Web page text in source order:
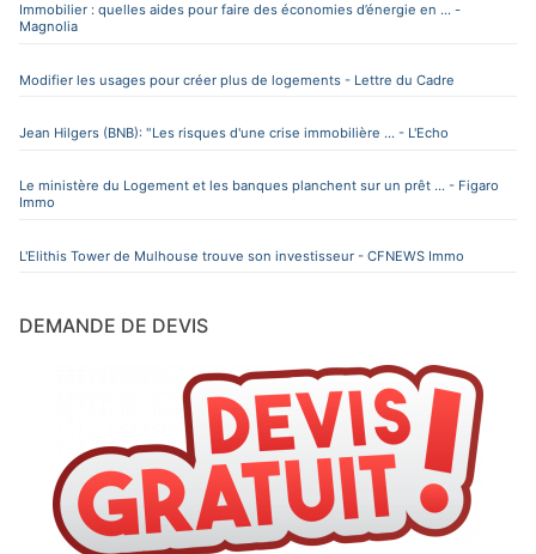
Immobilier : quelles aides pour faire des économies d’énergie en ... -
Magnolia
Modifier les usages pour créer plus de logements - Lettre du Cadre
Jean Hilgers (BNB): "Les risques d'une crise immobilière ... - L'Echo
Le ministère du Logement et les banques planchent sur un prêt ... - Figaro
Immo
L'Elithis Tower de Mulhouse trouve son investisseur - CFNEWS Immo
DEMANDE DE DEVIS